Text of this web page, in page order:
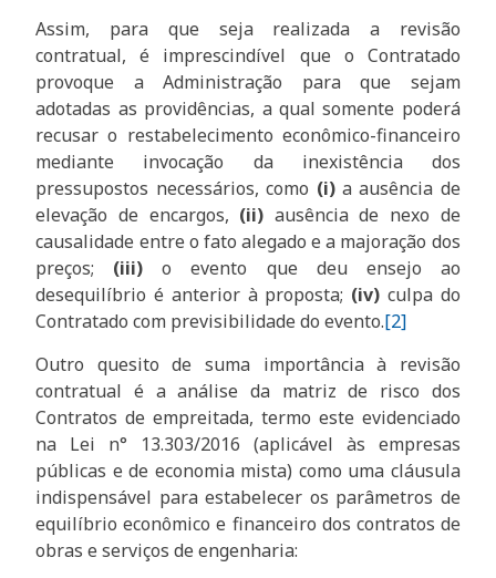
Assim, para que seja realizada a revisão
contratual, é imprescindível que o Contratado
provoque a Administração para que sejam
adotadas as providências, a qual somente poderá
recusar o restabelecimento econômico-financeiro
mediante invocação da inexistência dos
pressupostos necessários, como (i)a ausência de
elevação de encargos, (ii) ausência de nexo de
causalidade entre o fato alegado e a majoração dos
preços; (iii) o evento que deu ensejo ao
desequilíbrio é anterior à proposta; (iv) culpa do
Contratado com previsibilidade do evento.[2]
Outro quesito de suma importância à revisão
contratual é a análise da matriz de risco dos
Contratos de empreitada, termo este evidenciado
na Lei n° 13.303/2016 (aplicável às empresas
públicas e de economia mista) como uma cláusula
indispensável para estabelecer os parâmetros de
equilíbrio econômico e financeiro dos contratos de
obras e serviços de engenharia: